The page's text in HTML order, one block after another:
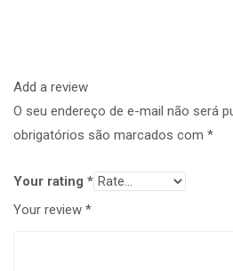
Add a review
O seu endereço de e-mail não será
obrigatórios são marcados com *
Your rating *
Your review *